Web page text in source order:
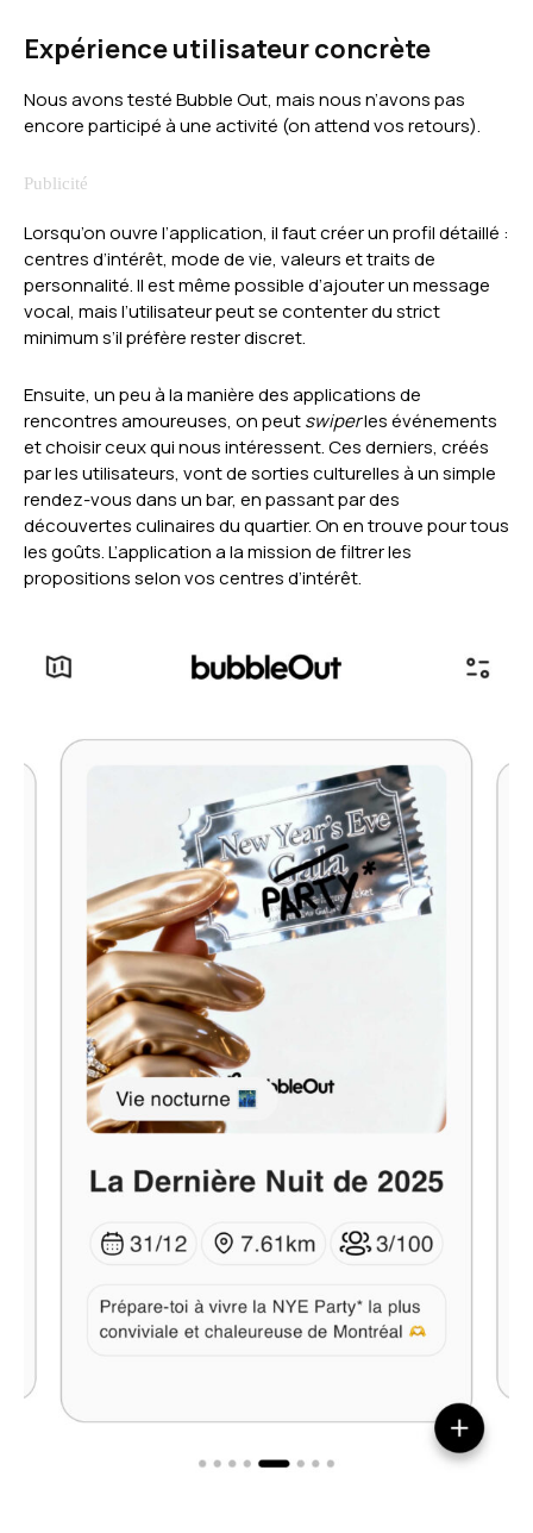
Expérience utilisateur concrète
Nous avons testé Bubble Out, mais nous n’avons pas
encore participé à une activité (on attend vos retours).
Lorsqu’on ouvre l’application, il faut créer un profil détaillé :
centres d’intérêt, mode de vie, valeurs et traits de
personnalité. Il est même possible d’ajouter un message
vocal, mais l’utilisateur peut se contenter du strict
minimum s’il préfère rester discret.
Ensuite, un peu à la manière des applications de
rencontres amoureuses, on peutswiperles événements
et choisir ceux qui nous intéressent. Ces derniers, créés
par les utilisateurs, vont de sorties culturelles à un simple
rendez-vous dans un bar, en passant par des
découvertes culinaires du quartier. On en trouve pour tous
les goûts. L’application a la mission de filtrer les
propositions selon vos centres d’intérêt.